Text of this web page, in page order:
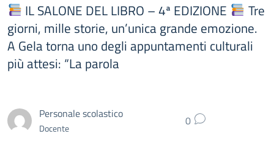
IL SALONE DEL LIBRO – 4ª EDIZIONE
Tre
giorni, mille storie, un’unica grande emozione.
A Gela torna uno degli appuntamenti culturali
più attesi: “La parola
Personale scolastico
Docente 0